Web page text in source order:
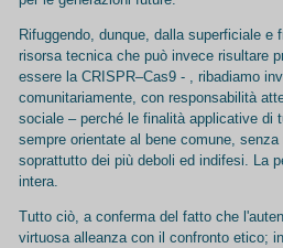
Rifuggendo, dunque, dalla superficiale
risorsa tecnica che può invece risultare
essere la CRISPR–Cas9 - , ribadiamo
comunitariamente, con responsabilità
sociale – perché le finalità applicative di
sempre orientate al bene comune,
soprattutto dei più deboli ed indifesi. La
intera.
Tutto ciò, a conferma del fatto che
virtuosa alleanza con il confronto etico;